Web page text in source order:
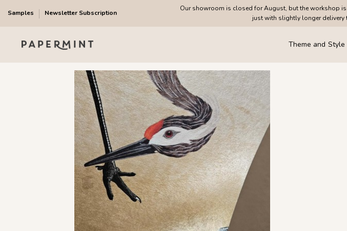
Samples Newsletter Subscription
Our showroom is closed for August, but the workshop
just with slightly longer delivery
Theme and Style